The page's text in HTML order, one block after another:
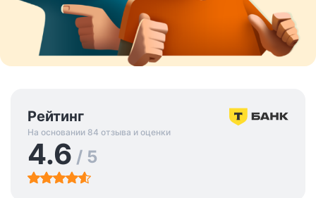
Рейтинг
На основании 84 отзыва и оценки
4.6 / 5